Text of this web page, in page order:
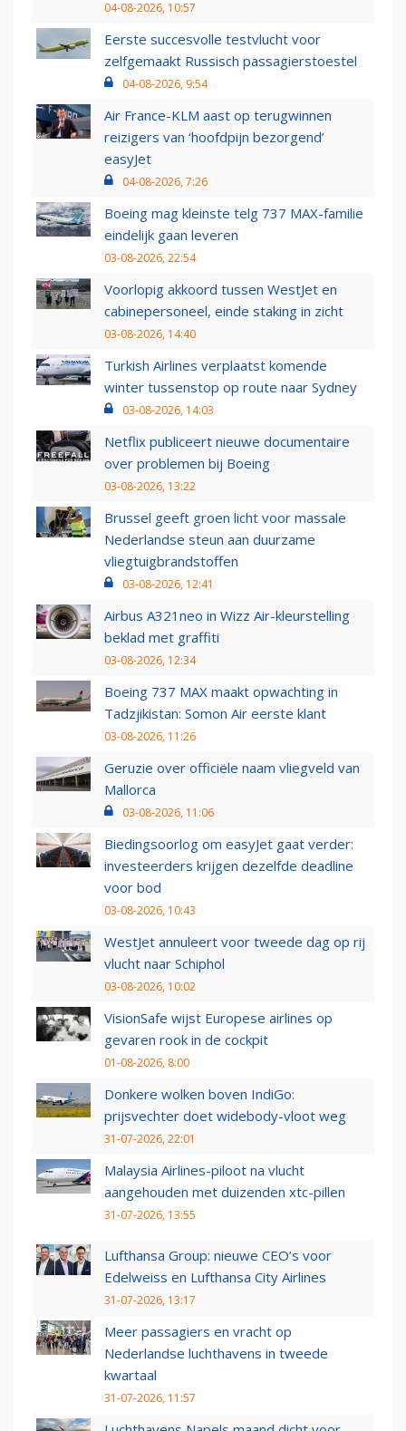
04-08-2026, 10:57
Eerste succesvolle testvlucht voor
zelfgemaakt Russisch passagierstoestel
04-08-2026, 9:54
Air France-KLM aast op terugwinnen
reizigers van ‘hoofdpijn bezorgend’
easyJet
04-08-2026, 7:26
Boeing mag kleinste telg 737 MAX-familie
eindelijk gaan leveren
03-08-2026, 22:54
Voorlopig akkoord tussen WestJet en
cabinepersoneel, einde staking in zicht
03-08-2026, 14:40
Turkish Airlines verplaatst komende
winter tussenstop op route naar Sydney
03-08-2026, 14:03
Netflix publiceert nieuwe documentaire
over problemen bij Boeing
03-08-2026, 13:22
Brussel geeft groen licht voor massale
Nederlandse steun aan duurzame
vliegtuigbrandstoffen
03-08-2026, 12:41
Airbus A321neo in Wizz Air-kleurstelling
beklad met graffiti
03-08-2026, 12:34
Boeing 737 MAX maakt opwachting in
Tadzjikistan: Somon Air eerste klant
03-08-2026, 11:26
Geruzie over officiële naam vliegveld van
Mallorca
03-08-2026, 11:06
Biedingsoorlog om easyJet gaat verder:
investeerders krijgen dezelfde deadline
voor bod
03-08-2026, 10:43
WestJet annuleert voor tweede dag op rij
vlucht naar Schiphol
03-08-2026, 10:02
VisionSafe wijst Europese airlines op
gevaren rook in de cockpit
01-08-2026, 8:00
Donkere wolken boven IndiGo:
prijsvechter doet widebody-vloot weg
31-07-2026, 22:01
Malaysia Airlines-piloot na vlucht
aangehouden met duizenden xtc-pillen
31-07-2026, 13:55
Lufthansa Group: nieuwe CEO’s voor
Edelweiss en Lufthansa City Airlines
31-07-2026, 13:17
Meer passagiers en vracht op
Nederlandse luchthavens in tweede
kwartaal
31-07-2026, 11:57